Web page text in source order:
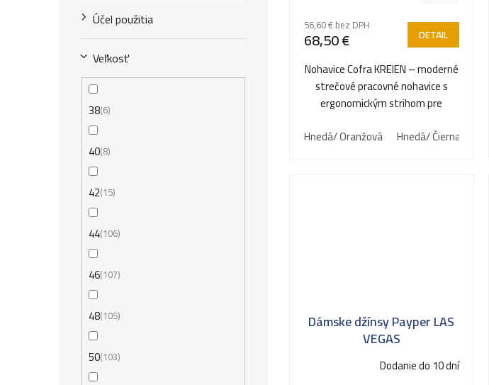
Účel použitia
Veľkosť
38 6
40 8
42 15
44 106
46 107
48 105
50 103
56,60 € bez DPH
68,50 € DETAIL
Nohavice Cofra KREIEN – moderné
strečové pracovné nohavice s
ergonomickým strihom pre
Hnedá/ Oranžová Hnedá/ Čierna
Dámske džínsy Payper LAS
VEGAS
Dodanie do 10 dní